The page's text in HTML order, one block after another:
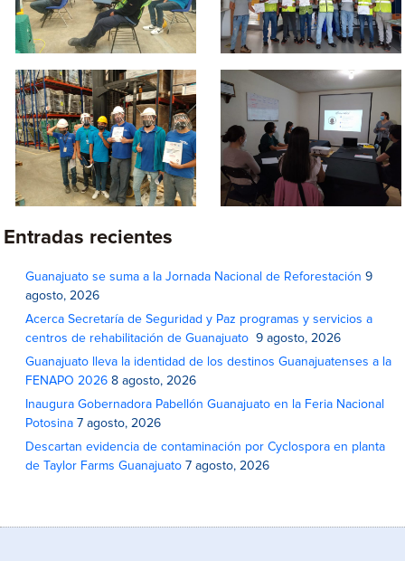
Entradas recientes
Guanajuato se suma a la Jornada Nacional de Reforestación 9
agosto, 2026
Acerca Secretaría de Seguridad y Paz programas y servicios a
centros de rehabilitación de Guanajuato
9 agosto, 2026
Guanajuato lleva la identidad de los destinos Guanajuatenses a la
FENAPO 2026 8 agosto, 2026
Inaugura Gobernadora Pabellón Guanajuato en la Feria Nacional
Potosina 7 agosto, 2026
Descartan evidencia de contaminación por Cyclospora en planta
de Taylor Farms Guanajuato 7 agosto, 2026